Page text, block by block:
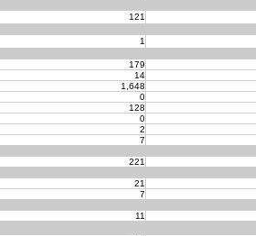
121
1
179
14
1,648
0
128
0
2
7
221
21
7
11